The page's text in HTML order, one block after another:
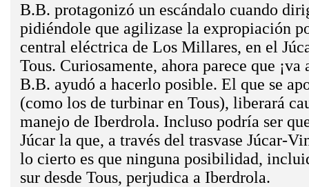
B.B. protagonizó un escándalo cuando
pidiéndole que agilizase la expropiación
central eléctrica de Los Millares, en el
Tous. Curiosamente, ahora parece que
B.B. ayudó a hacerlo posible. El que se
(como los de turbinar en Tous), liberará
manejo de Iberdrola. Incluso podría ser
Júcar la que, a través del trasvase Júcar-
lo cierto es que ninguna posibilidad,
sur desde Tous, perjudica a Iberdrola.